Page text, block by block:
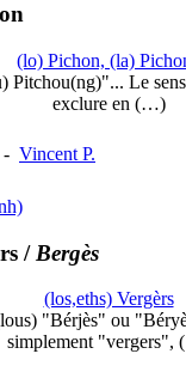
(lo) Pichon, (la)
Pitchou(ng)"... Le
exclure en (…)
- Vincent P.
/ Bergès
(los,eths) Vergèrs
"Bérjès" ou
simplement